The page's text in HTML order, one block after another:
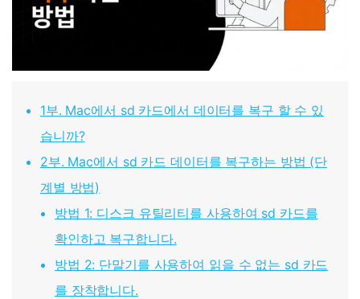
1부. Mac에서 sd 카드에서 데이터를 복구 할 수 있
습니까?
2부. Mac에서 sd 카드 데이터를 복구하는 방법 (단
계별 방법)
방법 1: 디스크 유틸리티를 사용하여 sd 카드를
확인하고 복구합니다.
방법 2: 단말기를 사용하여 읽을 수 없는 sd 카드
를 장착합니다.